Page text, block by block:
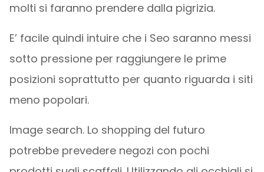
molti si faranno prendere dalla pigrizia.
E’ facile quindi intuire che i Seo saranno messi
sotto pressione per raggiungere le prime
posizioni soprattutto per quanto riguarda i siti
meno popolari.
Image search. Lo shopping del futuro
potrebbe prevedere negozi con pochi